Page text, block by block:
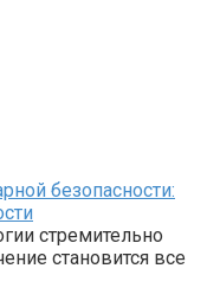
безопасности:
стремительно
становится все